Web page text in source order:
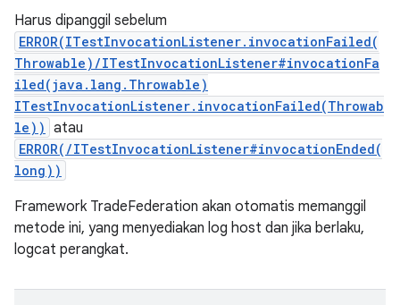
Harus dipanggil sebelum
ERROR(ITestInvocationListener.invocationFailed(
Throwable)/ITestInvocationListener#invocationFa
iled(java.lang.Throwable)
ITestInvocationListener.invocationFailed(Throwab
le)) atau
ERROR(/ITestInvocationListener#invocationEnded(
long))
Framework TradeFederation akan otomatis memanggil
metode ini, yang menyediakan log host dan jika berlaku,
logcat perangkat.